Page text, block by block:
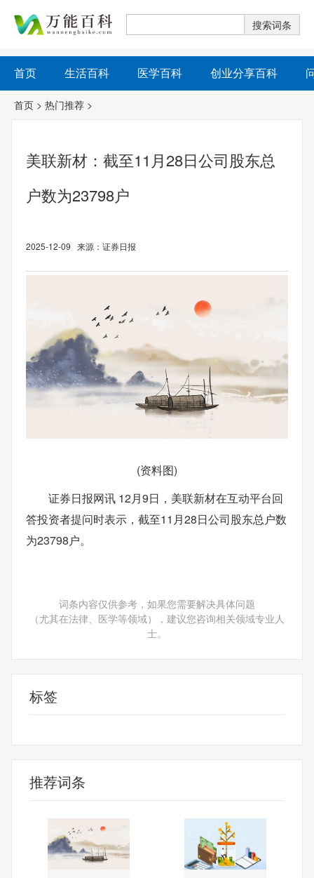
首页 生活百科 医学百科 创业分享百科
首页 > 热门推荐 >
美联新材：截至11月28日公司股东总
户数为23798户
2025-12-09 来源：证券日报
(资料图)
证券日报网讯 12月9日，美联新材在互动平台回
答投资者提问时表示，截至11月28日公司股东总户数
为23798户。
词条内容仅供参考，如果您需要解决具体问题
（尤其在法律、医学等领域），建议您咨询相关领域专业人
士。
标签
推荐词条